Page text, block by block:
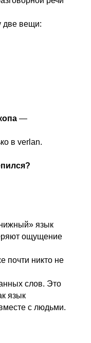
две вещи:
—
в verlan.
язык
ощущение
почти никто не
слов. Это
язык
с людьми.